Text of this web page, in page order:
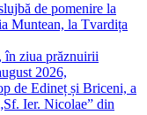
de pomenire la
Muntean, la Tvardița
în ziua prăznuirii
2026,
de Edineț și Briceni, a
Ier. Nicolae” din